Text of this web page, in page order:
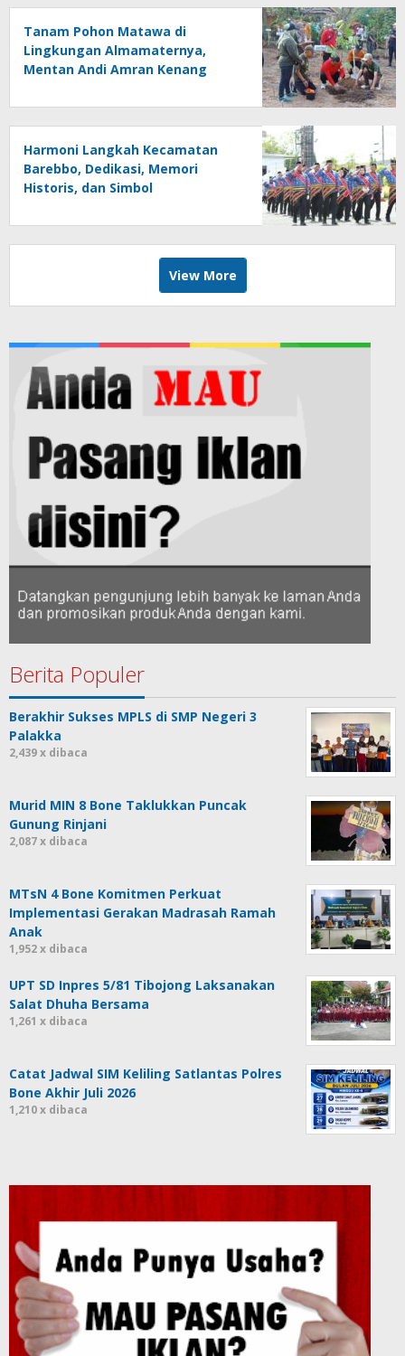
Tanam Pohon Matawa di
Lingkungan Almamaternya,
Mentan Andi Amran Kenang
Mappesangka
Harmoni Langkah Kecamatan
Barebbo, Dedikasi, Memori
Historis, dan Simbol
View More
Berita Populer
Berakhir Sukses MPLS di SMP Negeri 3
Palakka
2,439 x dibaca
Murid MIN 8 Bone Taklukkan Puncak
Gunung Rinjani
2,087 x dibaca
MTsN 4 Bone Komitmen Perkuat
Implementasi Gerakan Madrasah Ramah
Anak
1,952 x dibaca
UPT SD Inpres 5/81 Tibojong Laksanakan
Salat Dhuha Bersama
1,261 x dibaca
Catat Jadwal SIM Keliling Satlantas Polres
Bone Akhir Juli 2026
1,210 x dibaca